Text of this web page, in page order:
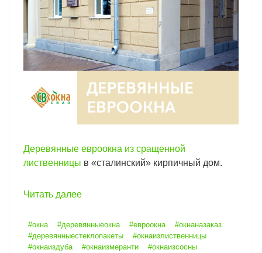
Деревянные евроокна из сращенной
лиственницы в «сталинский» кирпичный дом.
Читать далее
#окна #деревянныеокна #евроокна
#окнаназаказ
#деревянныестеклопакеты
#окнаизлиственницы
#окнаиздуба
#окнаизмеранти
#окнаизсосны